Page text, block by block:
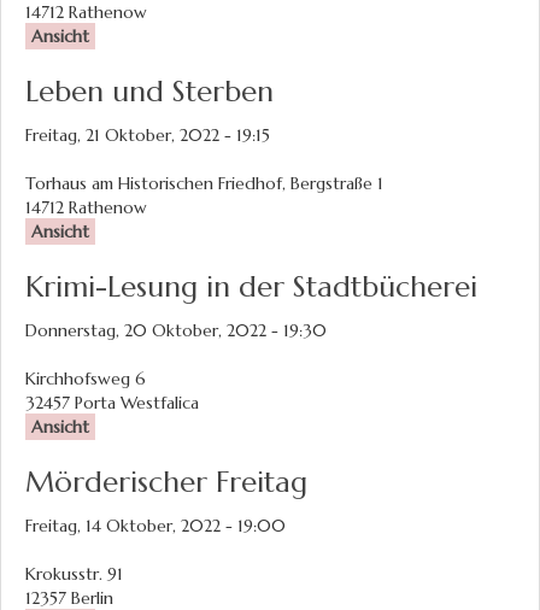
14712 Rathenow
Ansicht
Leben und Sterben
Freitag, 21 Oktober, 2022 - 19:15
Torhaus am Historischen Friedhof, Bergstraße 1
14712 Rathenow
Ansicht
Krimi-Lesung in der Stadtbücherei
Donnerstag, 20 Oktober, 2022 - 19:30
Kirchhofsweg 6
32457 Porta Westfalica
Ansicht
Mörderischer Freitag
Freitag, 14 Oktober, 2022 - 19:00
Krokusstr. 91
12357 Berlin